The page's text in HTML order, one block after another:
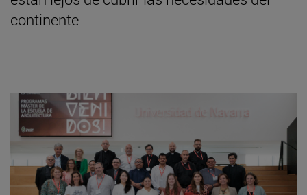
continente